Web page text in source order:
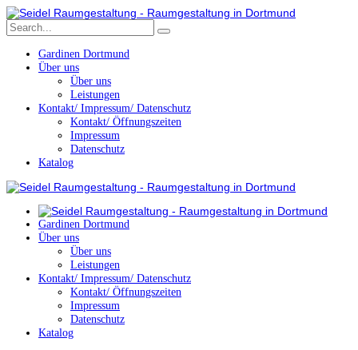
Gardinen Dortmund
Über uns
Über uns
Leistungen
Kontakt/ Impressum/ Datenschutz
Kontakt/ Öffnungszeiten
Impressum
Datenschutz
Katalog
Gardinen Dortmund
Über uns
Über uns
Leistungen
Kontakt/ Impressum/ Datenschutz
Kontakt/ Öffnungszeiten
Impressum
Datenschutz
Katalog